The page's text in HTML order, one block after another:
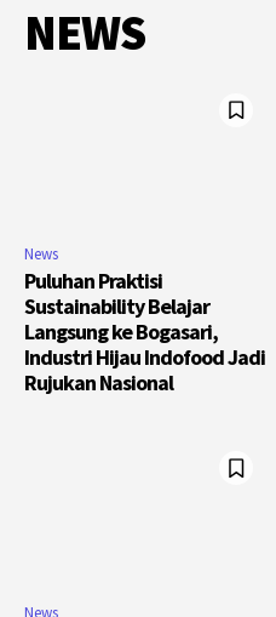
NEWS
News
Puluhan Praktisi
Sustainability Belajar
Langsung ke Bogasari,
Industri Hijau Indofood Jadi
Rujukan Nasional
News